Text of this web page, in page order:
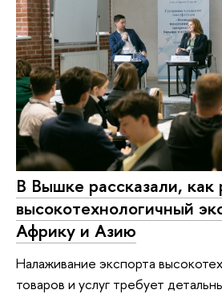
В Вышке рассказали, как
высокотехнологичный
Африку и Азию
Налаживание экспорта
товаров и услуг требует